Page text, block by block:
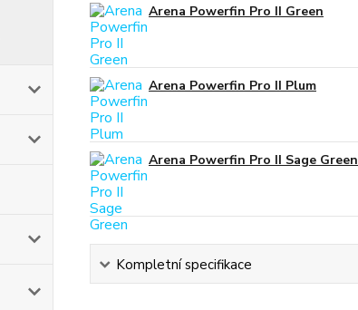
Arena Powerfin Pro II Green
Arena Powerfin Pro II Plum
Arena Powerfin Pro II Sage Green
Kompletní specifikace